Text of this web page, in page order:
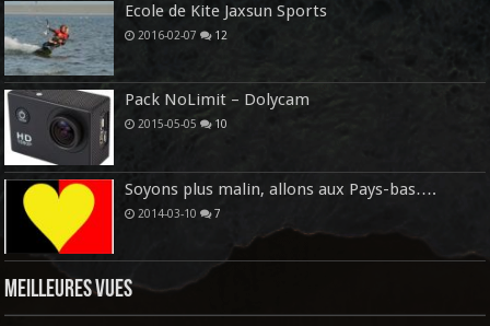
Ecole de Kite Jaxsun Sports
2016-02-07 12
Pack NoLimit – Dolycam
2015-05-05 10
Soyons plus malin, allons aux Pays-bas….
2014-03-10 7
Meilleures vues